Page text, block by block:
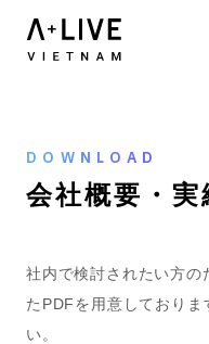
DOWNLOAD
会社概要 ・ 実
社内で検討されたい方の
たPDFを用意しておりま
い。